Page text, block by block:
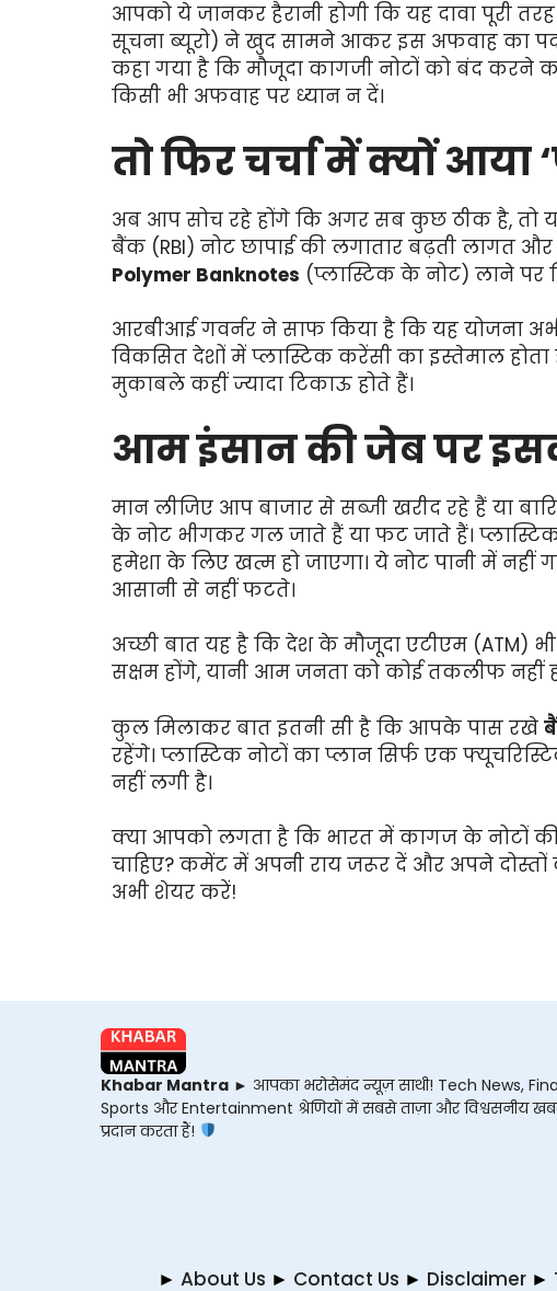
आपको ये जानकर हैरानी होगी कि यह दावा पूरी
सूचना ब्यूरो) ने खुद सामने आकर इस अफवाह का
कहा गया है कि मौजूदा कागजी नोटों को बंद करने
किसी भी अफवाह पर ध्यान न दें।
तो फिर चर्चा में क्यों आया
अब आप सोच रहे होंगे कि अगर सब कुछ ठीक है, तो
बैंक (RBI) नोट छापाई की लगातार बढ़ती लागत
Polymer Banknotes (प्लास्टिक के नोट) लाने पर
आरबीआई गवर्नर ने साफ किया है कि यह योजना
विकसित देशों में प्लास्टिक करेंसी का इस्तेमाल
मुकाबले कहीं ज्यादा टिकाऊ होते हैं।
आम इंसान की जेब पर
मान लीजिए आप बाजार से सब्जी खरीद रहे हैं या
के नोट भीगकर गल जाते हैं या फट जाते हैं।
हमेशा के लिए खत्म हो जाएगा। ये नोट पानी में नहीं
आसानी से नहीं फटते।
अच्छी बात यह है कि देश के मौजूदा एटीएम (ATM)
सक्षम होंगे, यानी आम जनता को कोई तकलीफ नहीं
कुल मिलाकर बात इतनी सी है कि आपके पास रखे
रहेंगे। प्लास्टिक नोटों का प्लान सिर्फ एक
नहीं लगी है।
क्या आपको लगता है कि भारत में कागज के नोटों
चाहिए? कमेंट में अपनी राय जरूर दें और अपने
अभी शेयर करें!
Khabar Mantra ► आपका भरोसेमंद न्यूज़ साथी! Tech News,
Sports और Entertainment श्रेणियों में सबसे ताज़ा और विश्वसनीय
प्रदान करता हैं!
► About Us ► Contact Us ► Disclaimer►